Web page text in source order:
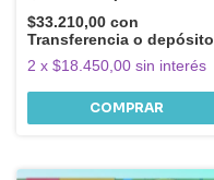
$33.210,00 con
Transferencia o depósito
2 x $18.450,00 sin interés